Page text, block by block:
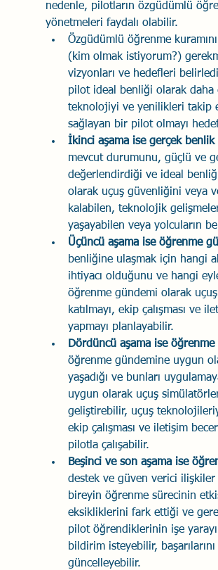
nedenle, pilotların özgüdümlü
yönetmeleri faydalı olabilir.
Özgüdümlü öğrenme
(kim olmak istiyorum?)
vizyonları ve hedefleri
pilot ideal benliği olarak
teknolojiyi ve yenilikleri takip
sağlayan bir pilot olmayı
İkinci aşama ise gerçek benlik
mevcut durumunu, güçlü ve
değerlendirdiği ve ideal
olarak uçuş güvenliğini veya
kalabilen, teknolojik
yaşayabilen veya yolcuların
Üçüncü aşama ise öğrenme
benliğine ulaşmak için hangi
ihtiyacı olduğunu ve hangi
öğrenme gündemi olarak
katılmayı, ekip çalışması ve
yapmayı planlayabilir.
Dördüncü aşama ise
öğrenme gündemine uygun
yaşadığı ve bunları
uygun olarak uçuş
geliştirebilir, uçuş
ekip çalışması ve iletişim
pilotla çalışabilir.
Beşinci ve son aşama ise
destek ve güven verici ilişkiler
bireyin öğrenme sürecinin
eksikliklerini fark ettiği ve
pilot öğrendiklerinin işe
bildirim isteyebilir,
güncelleyebilir.